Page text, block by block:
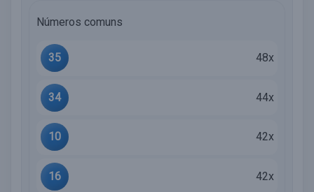
Números comuns
35 48x
34 44x
10 42x
16 42x